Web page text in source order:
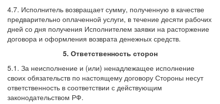
4.7. Исполнитель возвращает сумму, полученную в качестве
предварительно оплаченной услуги, в течение десяти рабочих
дней со дня получения Исполнителем заявки на расторжение
договора и оформления возврата денежных средств.
5. Ответственность сторон
5.1. За неисполнение и (или) ненадлежащее исполнение
своих обязательств по настоящему договору Стороны несут
ответственность в соответствии с действующим
законодательством РФ.